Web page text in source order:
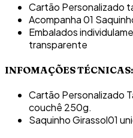
Cartão Personalizado
Acompanha 01
Embalados
transparente
INFOMAÇÕES TÉCNICAS:
Cartão Personalizado
couchê 250g.
Saquinho Girassol01